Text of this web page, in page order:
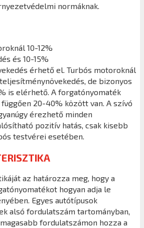
normáknak.
10-12%
és 10-15%
érhető el. Turbós motoroknál
de bizonyos
is elérhető. A forgatónyomaték
20-40% között van. A szívó
érezhető minden
pozitív hatás, csak kisebb
testvérei esetében.
az határozza meg, hogy a
hogyan adja le
Egyes autótípusok
alsó fordulatszám tartományban,
fordulatszámon hozza a